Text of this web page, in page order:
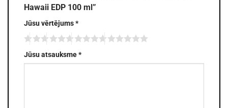
Hawaii EDP 100 ml”
Jūsu vērtējums*
Jūsu atsauksme*